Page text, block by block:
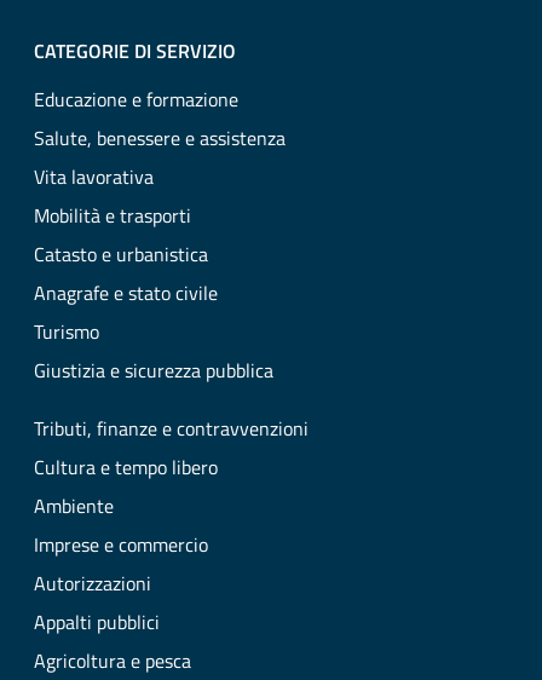
CATEGORIE DI SERVIZIO
Educazione e formazione
Salute, benessere e assistenza
Vita lavorativa
Mobilità e trasporti
Catasto e urbanistica
Anagrafe e stato civile
Turismo
Giustizia e sicurezza pubblica
Tributi, finanze e contravvenzioni
Cultura e tempo libero
Ambiente
Imprese e commercio
Autorizzazioni
Appalti pubblici
Agricoltura e pesca